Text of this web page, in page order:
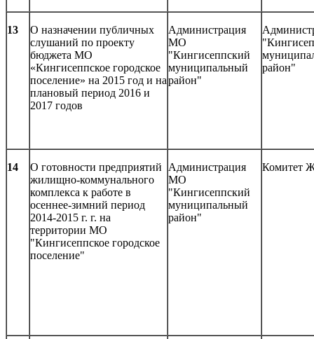
13
О назначении публичных
слушаний по проекту
бюджета МО
«Кингисеппское городское
поселение» на 2015 год и на
плановый период 2016 и
2017 годов
Администрация
МО
"Кингисеппский
муниципальный
район"
район"
14
О готовности предприятий
жилищно-коммунального
комплекса к работе в
осеннее-зимний период
2014-2015 г. г. на
территории МО
"Кингисеппское городское
поселение"
Администрация
МО
"Кингисеппский
муниципальный
район"
Комитет